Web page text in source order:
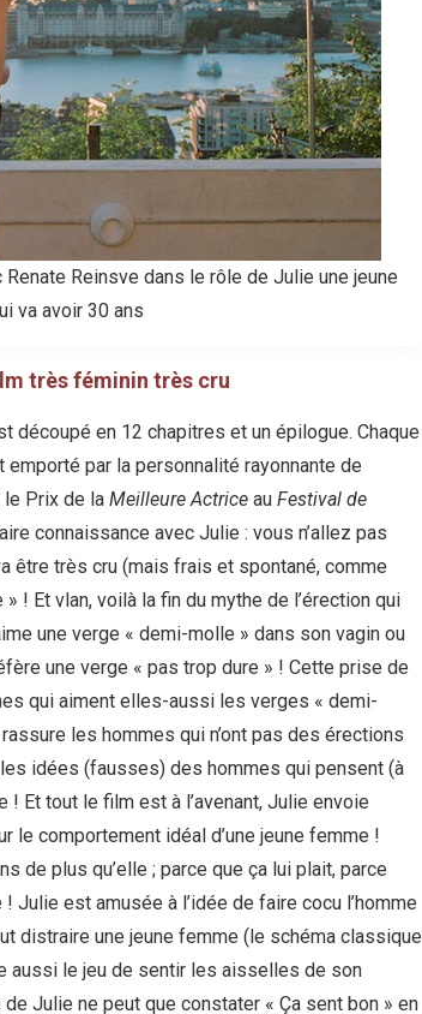
Reinsve dans le rôle de Julie une jeune
va avoir 30 ans
très féminin très cru
découpé en 12 chapitres et un épilogue. Chaque
par la personnalité rayonnante de
le Prix de la Meilleure Actrice au Festival de
connaissance avec Julie : vous n’allez pas
être très cru (mais frais et spontané, comme
! Et vlan, voilà la fin du mythe de l’érection qui
une verge « demi-molle » dans son vagin ou
une verge « pas trop dure » ! Cette prise de
qui aiment elles-aussi les verges « demi-
les hommes qui n’ont pas des érections
idées (fausses) des hommes qui pensent (à
Et tout le film est à l’avenant, Julie envoie
comportement idéal d’une jeune femme !
de plus qu’elle ; parce que ça lui plait, parce
Julie est amusée à l’idée de faire cocu l’homme
distraire une jeune femme (le schéma classique
aussi le jeu de sentir les aisselles de son
Julie ne peut que constater « Ça sent bon » en